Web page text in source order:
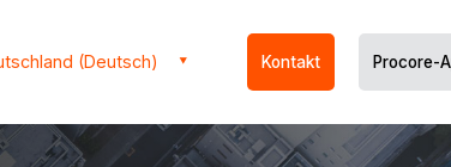
(Deutsch) Kontakt Procore-